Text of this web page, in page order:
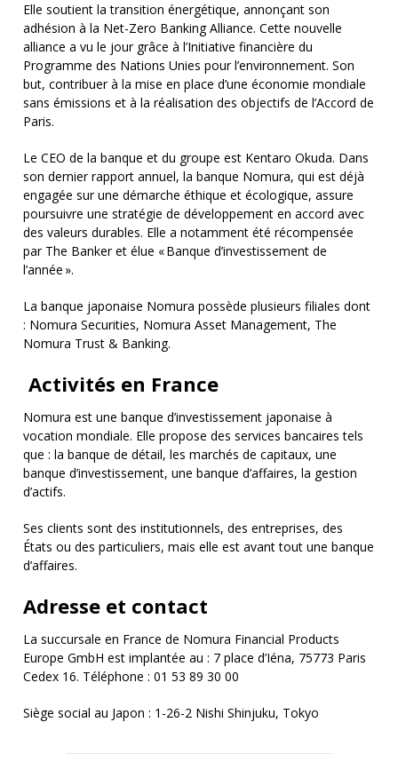
Elle soutient la transition énergétique, annonçant son
adhésion à la Net-Zero Banking Alliance. Cette nouvelle
alliance a vu le jour grâce à l’Initiative financière du
Programme des Nations Unies pour l’environnement. Son
but, contribuer à la mise en place d’une économie mondiale
sans émissions et à la réalisation des objectifs de l’Accord de
Paris.
Le CEO de la banque et du groupe est Kentaro Okuda. Dans
son dernier rapport annuel, la banque Nomura, qui est déjà
engagée sur une démarche éthique et écologique, assure
poursuivre une stratégie de développement en accord avec
des valeurs durables. Elle a notamment été récompensée
par The Banker et élue « Banque d’investissement de
l’année ».
La banque japonaise Nomura possède plusieurs filiales dont
: Nomura Securities, Nomura Asset Management, The
Nomura Trust & Banking.
Activités en France
Nomura est une banque d’investissement japonaise à
vocation mondiale. Elle propose des services bancaires tels
que : la banque de détail, les marchés de capitaux, une
banque d’investissement, une banque d’affaires, la gestion
d’actifs.
Ses clients sont des institutionnels, des entreprises, des
États ou des particuliers, mais elle est avant tout une banque
d’affaires.
Adresse et contact
La succursale en France de Nomura Financial Products
Europe GmbH est implantée au : 7 place d’Iéna, 75773 Paris
Cedex 16. Téléphone : 01 53 89 30 00
Siège social au Japon : 1-26-2 Nishi Shinjuku, Tokyo